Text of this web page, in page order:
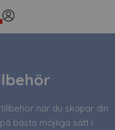
när du skapar din
bästa möjliga sätt i